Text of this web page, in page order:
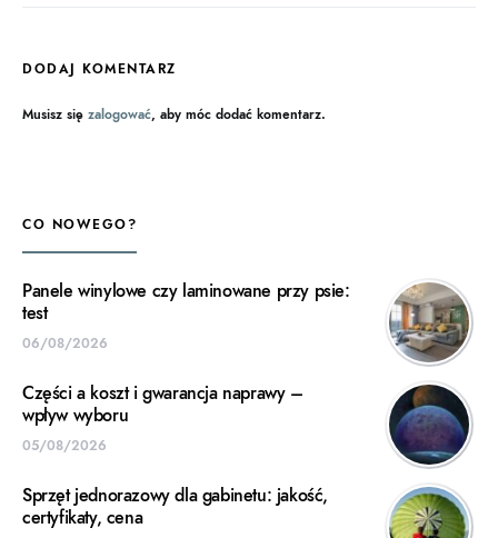
DODAJ KOMENTARZ
Musisz się zalogować, aby móc dodać komentarz.
CO NOWEGO?
Panele winylowe czy laminowane przy psie:
test
06/08/2026
Części a koszt i gwarancja naprawy –
wpływ wyboru
05/08/2026
Sprzęt jednorazowy dla gabinetu: jakość,
certyfikaty, cena